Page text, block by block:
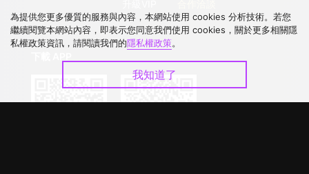
為提供您更多優質的服務與內容，本網站使用 cookies 分析技術。若您
繼續閱覽本網站內容，即表示您同意我們使用 cookies，關於更多相關隱
私權政策資訊，請閱讀我們的隱私權政策。
我知道了